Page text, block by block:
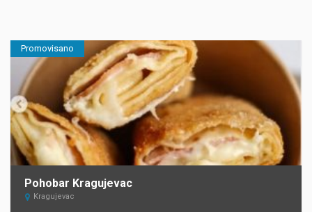
Promovisano
Pohobar Kragujevac
Kragujevac